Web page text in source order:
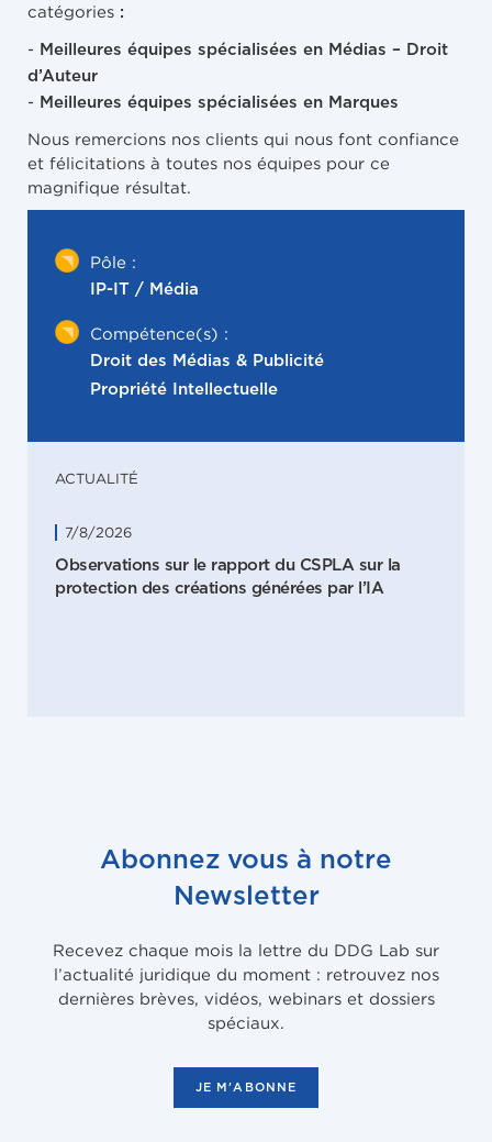
Pôle :
IP-IT / Média
Compétence(s) :
Droit des Médias & Publicité
Propriété Intellectuelle
ACTUALITÉ
7/8/2026
Observations sur le rapport du CSPLA sur la
protection des créations générées par l’IA
catégories :
- Meilleures équipes spécialisées en Médias – Droit
d’Auteur
- Meilleures équipes spécialisées en Marques
Nous remercions nos clients qui nous font confiance
et félicitations à toutes nos équipes pour ce
magnifique résultat.
Abonnez vous à notre
Newsletter
Recevez chaque mois la lettre du DDG Lab sur
l’actualité juridique du moment : retrouvez nos
dernières brèves, vidéos, webinars et dossiers
spéciaux.
JE M'ABONNE